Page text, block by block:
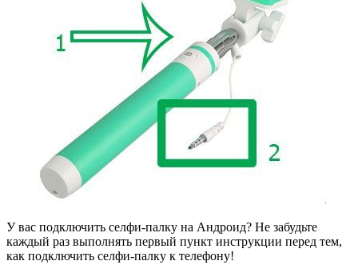
У вас подключить селфи-палку на Андроид? Не забудьте
каждый раз выполнять первый пункт инструкции перед тем,
как подключить селфи-палку к телефону!